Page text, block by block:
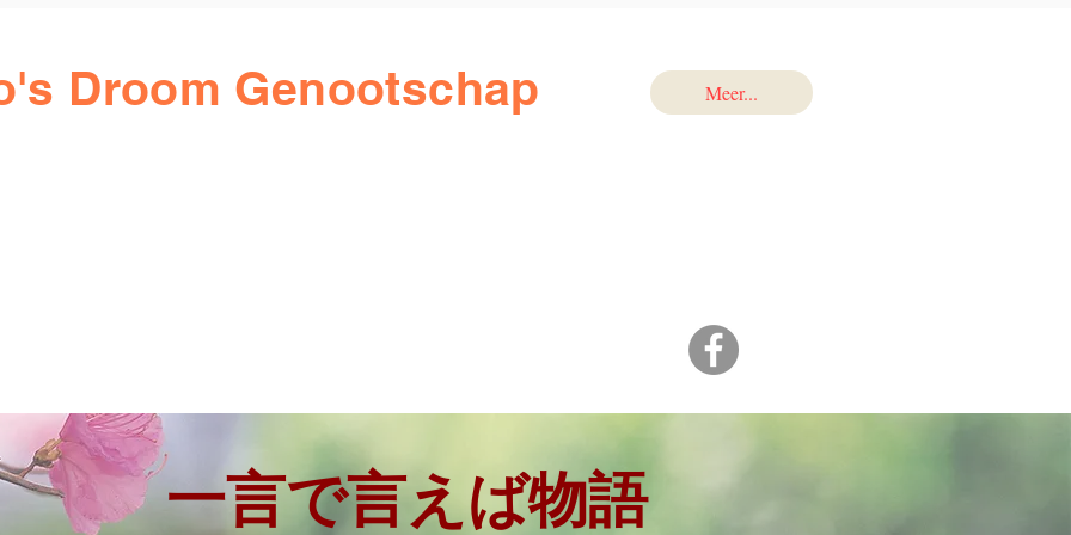
Droom Genootschap Meer...
一言で言えば物語